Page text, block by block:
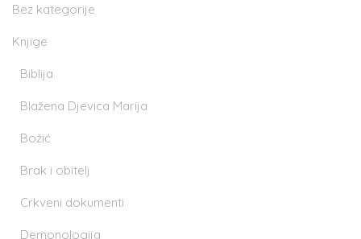
Bez kategorije
Knjige
Biblija
Blažena Djevica Marija
Božić
Brak i obitelj
Crkveni dokumenti
Demonologija